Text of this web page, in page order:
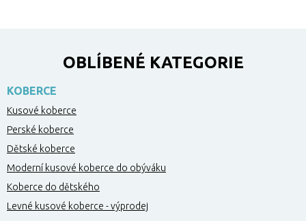
OBLÍBENÉ KATEGORIE
KOBERCE
Kusové koberce
Perské koberce
Dětské koberce
Moderní kusové koberce do obýváku
Koberce do dětského
Levné kusové koberce - výprodej